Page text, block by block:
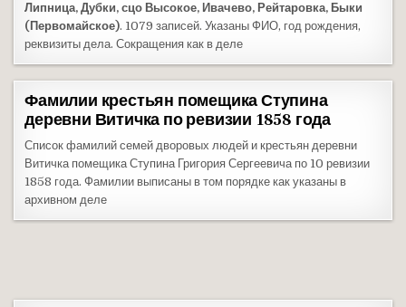
Липница, Дубки, сцо Высокое, Ивачево, Рейтаровка, Быки
(Первомайское). 1079 записей. Указаны ФИО, год рождения,
реквизиты дела. Сокращения как в деле
Фамилии крестьян помещика Ступина
деревни Витичка по ревизии 1858 года
Список фамилий семей дворовых людей и крестьян деревни
Витичка помещика Ступина Григория Сергеевича по 10 ревизии
1858 года. Фамилии выписаны в том порядке как указаны в
архивном деле